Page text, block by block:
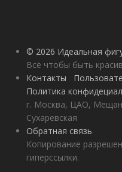
© 2026 Идеальная
Всё чтобы быть
Контакты
Политика
г. Москва, ЦАО,
Сухаревская
Обратная связь
Копирование
гиперссылки.